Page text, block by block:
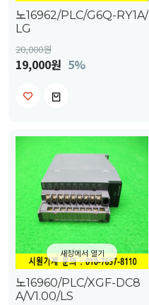
노16962/PLC/G6Q-RY1A/
LG
20,000원
19,000원 5%
새창에서 열기
노16960/PLC/XGF-DC8
A/V1.00/LS